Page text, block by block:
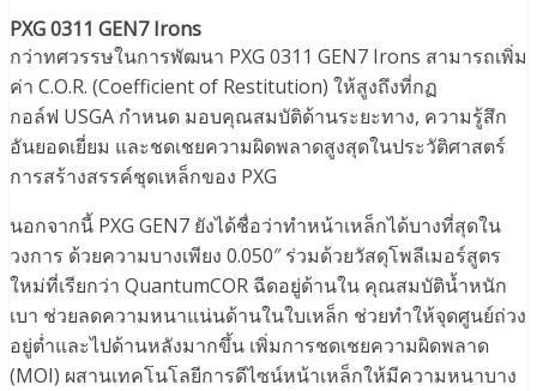
PXG 0311 GEN7 Irons
กว่าทศวรรษในการพัฒนา PXG 0311 GEN7 Irons สามารถเพิ่ม
ค่า C.O.R. (Coefficient of Restitution) ให้สูงถึงที่กฏ
กอล์ฟ USGA กำหนด มอบคุณสมบัติด้านระยะทาง, ความรู้สึก
อันยอดเยี่ยม และชดเชยความผิดพลาดสูงสุดในประวัติศาสตร์
การสร้างสรรค์ชุดเหล็กของ PXG
นอกจากนี้ PXG GEN7 ยังได้ชื่อว่าทำหน้าเหล็กได้บางที่สุดใน
วงการ ด้วยความบางเพียง 0.050″ ร่วมด้วยวัสดุโพลีเมอร์สูตร
ใหม่ที่เรียกว่า QuantumCOR ฉีดอยู่ด้านใน คุณสมบัติน้ำหนัก
เบา ช่วยลดความหนาแน่นด้านในใบเหล็ก ช่วยทำให้จุดศูนย์ถ่วง
อยู่ต่ำและไปด้านหลังมากขึ้น เพิ่มการชดเชยความผิดพลาด
(MOI) ผสานเทคโนโลยีการดีไซน์หน้าเหล็กให้มีความหนาบาง